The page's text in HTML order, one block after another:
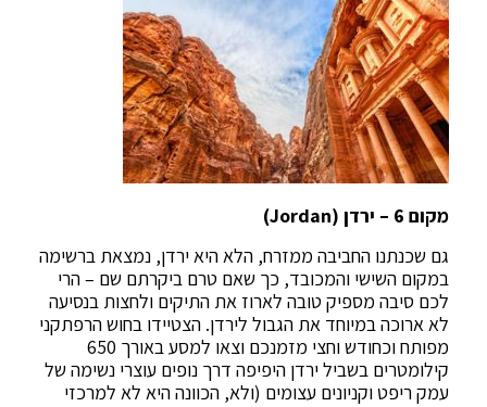
מקום 6 – ירדן (Jordan)
גם שכנתנו החביבה ממזרח, הלא היא ירדן, נמצאת ברשימה
במקום השישי והמכובד, כך שאם טרם ביקרתם שם – הרי
לכם סיבה מספיק טובה לארוז את התיקים ולחצות בנסיעה
לא ארוכה במיוחד את הגבול לירדן. הצטיידו בחוש הרפתקני
מפותח וכחודש וחצי מזמנכם וצאו למסע באורך 650
קילומטרים בשביל ירדן היפיפה דרך נופים עוצרי נשימה של
עמק ריפט וקניונים עצומים (ולא, הכוונה היא לא למרכזי